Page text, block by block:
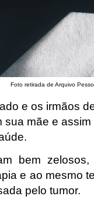
Foto retirada de Arquivo
e os irmãos
sua mãe e
bem
e ao mesmo
pelo tumor.